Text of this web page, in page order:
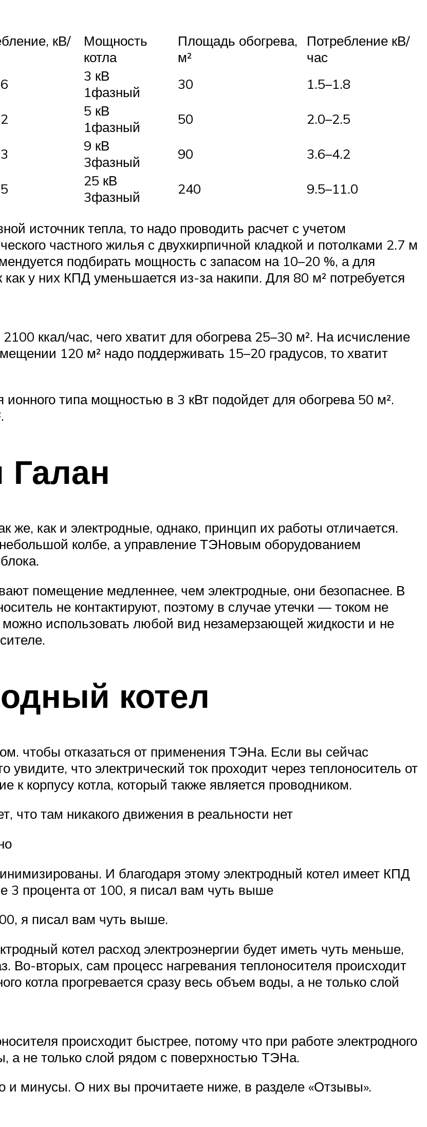
кВ/
Мощность
котла
Площадь обогрева,
м²
Потребление кВ/
час
3 кВ
1фазный
30
1.5–1.8
5 кВ
1фазный
50
2.0–2.5
9 кВ
3фазный
90
3.6–4.2
25 кВ
3фазный
240 9.5–11.0
источник тепла, то надо проводить расчет с учетом
частного жилья с двухкирпичной кладкой и потолками 2.7 м
подбирать мощность с запасом на 10–20 %, а для
у них КПД уменьшается из-за накипи. Для 80 м² потребуется
ккал/час, чего хватит для обогрева 25–30 м². На исчисление
120 м² надо поддерживать 15–20 градусов, то хватит
типа мощностью в 3 кВт подойдет для обогрева 50 м².
же, как и электродные, однако, принцип их работы отличается.
колбе, а управление ТЭНовым оборудованием
помещение медленнее, чем электродные, они безопаснее. В
не контактируют, поэтому в случае утечки — током не
использовать любой вид незамерзающей жидкости и не
котел
чтобы отказаться от применения ТЭНа. Если вы сейчас
увидите, что электрический ток проходит через теплоноситель от
к корпусу котла, который также является проводником.
что там никакого движения в реальности нет
И благодаря этому электродный котел имеет КПД
3 процента от 100, я писал вам чуть выше
я писал вам чуть выше.
котел расход электроэнергии будет иметь чуть меньше,
Во-вторых, сам процесс нагревания теплоносителя происходит
котла прогревается сразу весь объем воды, а не только слой
происходит быстрее, потому что при работе электродного
а не только слой рядом с поверхностью ТЭНа.
и минусы. О них вы прочитаете ниже, в разделе «Отзывы».